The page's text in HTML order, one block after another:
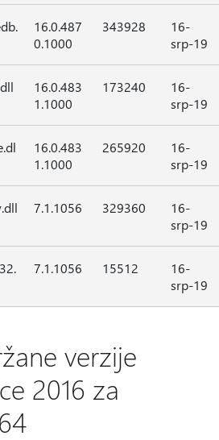
16.0.487
0.1000
343928
16-
srp-19
16.0.483
1.1000
173240
16-
srp-19
16.0.483
1.1000
265920
16-
srp-19
7.1.1056 329360
16-
srp-19
7.1.1056 15512
16-
srp-19
verzije
2016 za